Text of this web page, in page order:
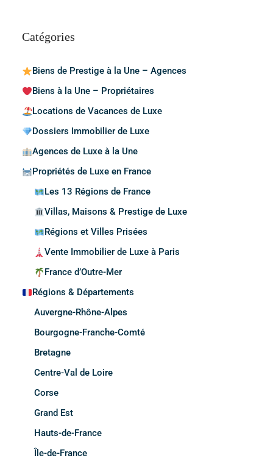
Catégories
Biens de Prestige à la Une – Agences
Biens à la Une – Propriétaires
Locations de Vacances de Luxe
Dossiers Immobilier de Luxe
Agences de Luxe à la Une
Propriétés de Luxe en France
Les 13 Régions de France
Villas, Maisons & Prestige de Luxe
Régions et Villes Prisées
Vente Immobilier de Luxe à Paris
France d’Outre-Mer
Régions & Départements
Auvergne-Rhône-Alpes
Bourgogne-Franche-Comté
Bretagne
Centre-Val de Loire
Corse
Grand Est
Hauts-de-France
Île-de-France